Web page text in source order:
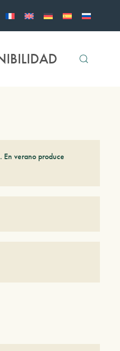
En verano produce